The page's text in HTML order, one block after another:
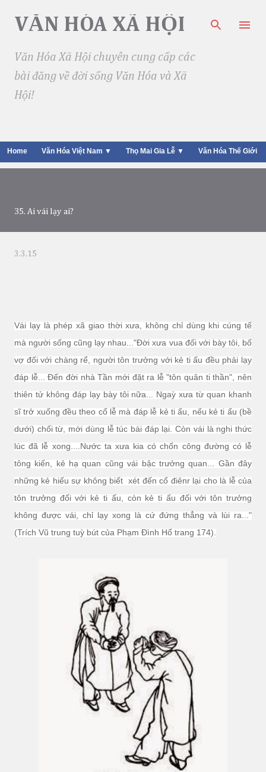
Skip to main content
VĂN HÓA XÃ HỘI
Văn Hóa Xã Hội chuyên cung cấp các
bài đăng về đời sống Văn Hóa và Xã
Hội!
Home Văn Hóa Việt Nam ▼ Thọ Mai Gia Lễ ▼ Văn Hóa Thế Giới
35. Ai vái lạy ai?
3.3.15
Vái lạy là phép xã giao thời xưa, không chỉ dùng khi cúng tế
mà người sống cũng lạy nhau..."Đời xưa vua đối với bày tôi, bố
vợ đối với chàng rể, người tôn trưởng với kẻ ti ấu đều phải lạy
đáp lễ... Đến đời nhà Tần mới đặt ra lễ "tôn quân ti thần", nên
thiên tử không đáp lạy bày tôi nữa... Ngaỳ xưa từ quan khanh
sĩ trở xuống đều theo cổ lễ mà đáp lễ kẻ ti ấu, nếu kẻ ti ấu (bề
dưới) chối từ, mới dùng lễ túc bái đáp lại. Còn vái là nghi thức
lúc đã lễ xong....Nước ta xưa kia có chốn công đường có lễ
tông kiến, kẻ hạ quan cũng vái bậc trưởng quan... Gần đây
những kẻ hiếu sự không biết xét đến cổ điênr lại cho là lễ của
tôn trưởng đối với kẻ ti ấu, còn kẻ ti ấu đối với tôn trưởng
không được vái, chỉ lạy xong là cứ đứng thẳng và lùi ra..."
(Trích Vũ trung tuỳ bút của Phạm Đình Hổ trang 174).